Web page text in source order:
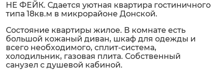
НЕ ФЕЙК. Сдается уютная квартира гостиничного
типа 18кв.м в микрорайоне Донской.
Состояние квартиры жилое. В комнате есть
большой кожаный диван, шкаф для одежды и
всего необходимого, сплит-система,
холодильник, газовая плита. Собственный
санузел с душевой кабиной.